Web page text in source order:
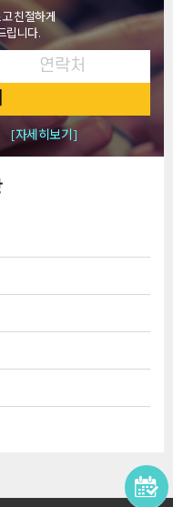
친절하게
립니다.
[자세히보기]